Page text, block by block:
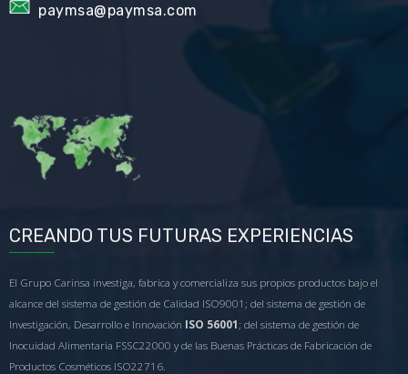
paymsa@paymsa.com
CREANDO TUS FUTURAS EXPERIENCIAS
El Grupo Carinsa investiga, fabrica y comercializa sus propios productos bajo el
alcance del sistema de gestión de Calidad ISO9001; del sistema de gestión de
Investigación, Desarrollo e Innovación ISO 56001 ; del sistema de gestión de
Inocuidad Alimentaria FSSC22000 y de las Buenas Prácticas de Fabricación de
Productos Cosméticos ISO22716.